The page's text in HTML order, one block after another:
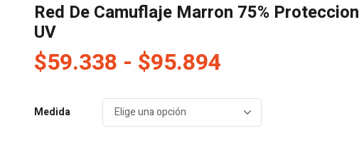
Red De Camuflaje Marron 75% Proteccion
UV
$59.338 - $95.894
precios:
desde
Medida